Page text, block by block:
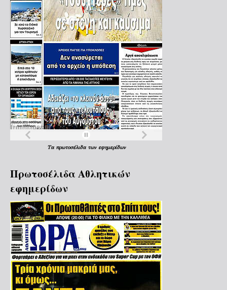
Τα πρωτοσέλιδα των εφημερίδων
Πρωτοσέλιδα Aθλητικών
εφημερίδων